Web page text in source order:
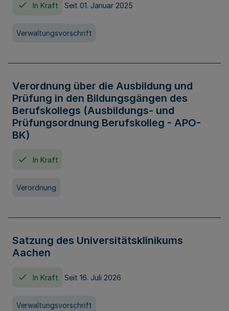
In Kraft Seit 01. Januar 2025
Verwaltungsvorschrift
Verordnung über die Ausbildung und
Prüfung in den Bildungsgängen des
Berufskollegs (Ausbildungs- und
Prüfungsordnung Berufskolleg - APO-
BK)
In Kraft
Verordnung
Satzung des Universitätsklinikums
Aachen
In Kraft Seit 16. Juli 2026
Verwaltungsvorschrift